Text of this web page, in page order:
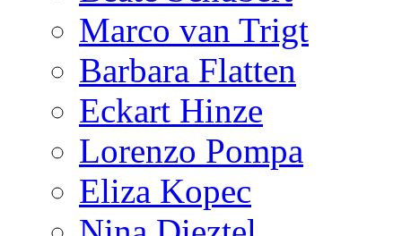
Marco van Trigt
Barbara Flatten
Eckart Hinze
Lorenzo Pompa
Eliza Kopec